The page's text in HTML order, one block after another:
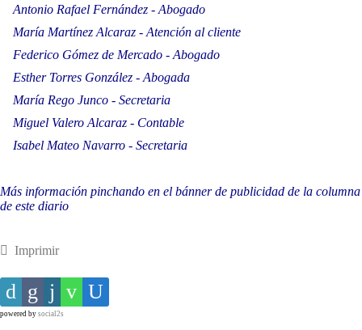
Antonio Rafael Fernández - Abogado
María Martínez Alcaraz - Atención al cliente
Federico Gómez de Mercado - Abogado
Esther Torres González - Abogada
María Rego Junco - Secretaria
Miguel Valero Alcaraz - Contable
Isabel Mateo Navarro - Secretaria
Más información pinchando en el bánner de publicidad de la columna
de este diario
Imprimir
powered by social2s